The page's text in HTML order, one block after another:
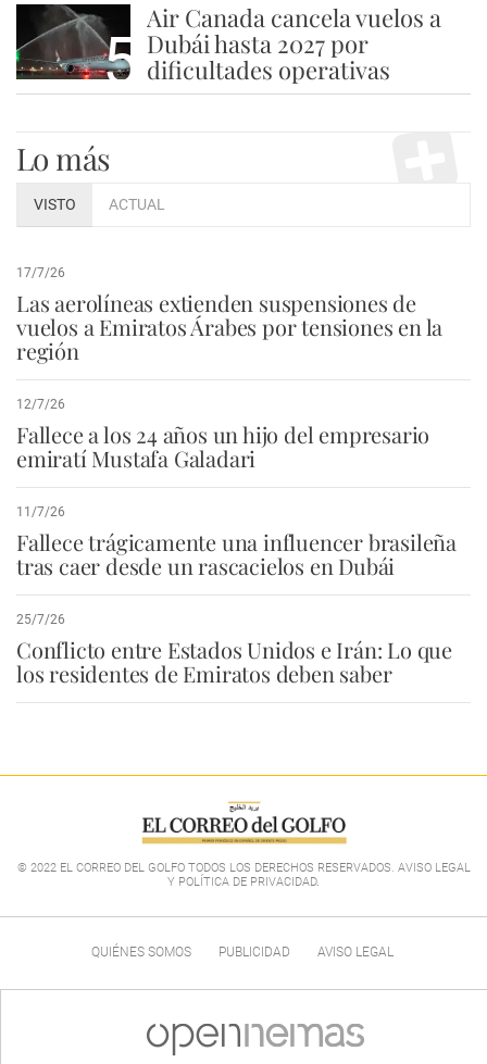
5
Air Canada cancela vuelos a
Dubái hasta 2027 por
dificultades operativas
Lo más
VISTO ACTUAL
17/7/26
Las aerolíneas extienden suspensiones de
vuelos a Emiratos Árabes por tensiones en la
región
12/7/26
Fallece a los 24 años un hijo del empresario
emiratí Mustafa Galadari
11/7/26
Fallece trágicamente una influencer brasileña
tras caer desde un rascacielos en Dubái
25/7/26
Conflicto entre Estados Unidos e Irán: Lo que
los residentes de Emiratos deben saber
© 2022 EL CORREO DEL GOLFO TODOS LOS DERECHOS RESERVADOS. AVISO LEGAL
Y POLÍTICA DE PRIVACIDAD.
QUIÉNES SOMOS PUBLICIDAD AVISO LEGAL